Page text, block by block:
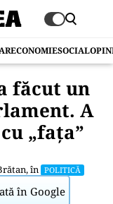
ECONOMIESOCIAL
făcut un
A
„fața”
, în POLITICĂ
în Google